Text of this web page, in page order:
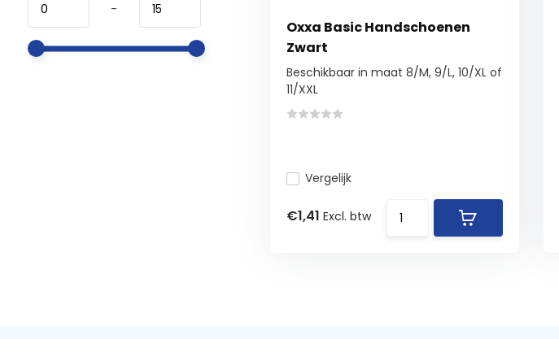
-
Oxxa Basic Handschoenen
Zwart
Beschikbaar in maat 8/M, 9/L, 10/XL of
11/XXL
Vergelijk
€1,41 Excl. btw